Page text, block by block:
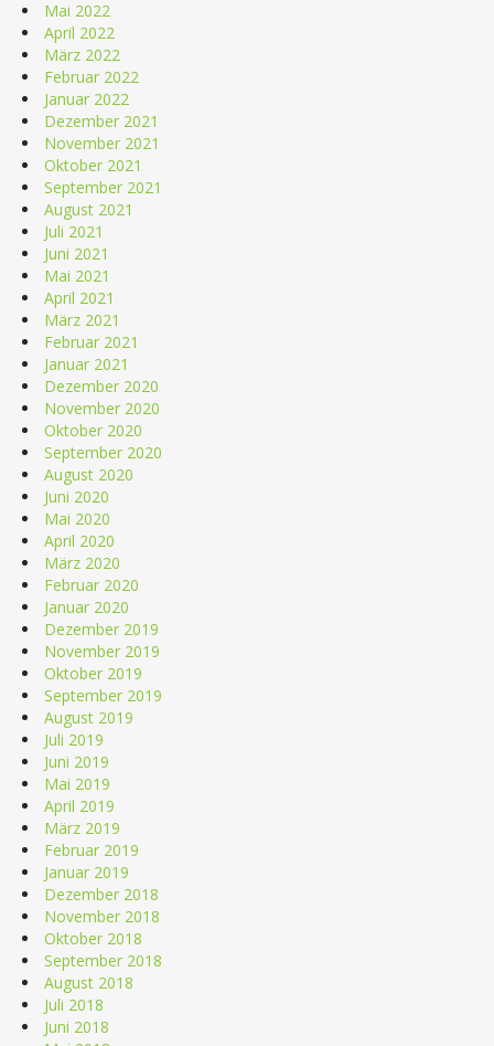
Mai 2022
April 2022
März 2022
Februar 2022
Januar 2022
Dezember 2021
November 2021
Oktober 2021
September 2021
August 2021
Juli 2021
Juni 2021
Mai 2021
April 2021
März 2021
Februar 2021
Januar 2021
Dezember 2020
November 2020
Oktober 2020
September 2020
August 2020
Juni 2020
Mai 2020
April 2020
März 2020
Februar 2020
Januar 2020
Dezember 2019
November 2019
Oktober 2019
September 2019
August 2019
Juli 2019
Juni 2019
Mai 2019
April 2019
März 2019
Februar 2019
Januar 2019
Dezember 2018
November 2018
Oktober 2018
September 2018
August 2018
Juli 2018
Juni 2018